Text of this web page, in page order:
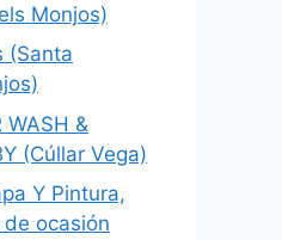
Monjos)
(Santa
WASH &
(Cúllar Vega)
Y Pintura,
ocasión